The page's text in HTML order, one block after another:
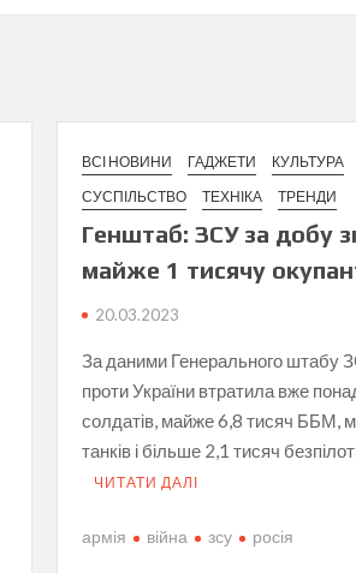
ВСІ НОВИНИ ГАДЖЕТИ КУЛЬТУРА
СУСПІЛЬСТВО
ТЕХНІКА ТРЕНДИ
Генштаб: ЗСУ за добу
майже 1 тисячу
20.03.2023
За даними Генерального штабу
проти України втратила вже
солдатів, майже 6,8 тисяч ББМ,
танків і більше 2,1 тисяч
ЧИТАТИ ДАЛІ
армія війна зсу росія